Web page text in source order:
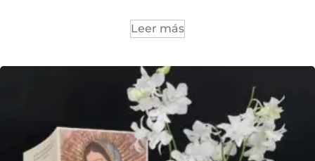
Leer más